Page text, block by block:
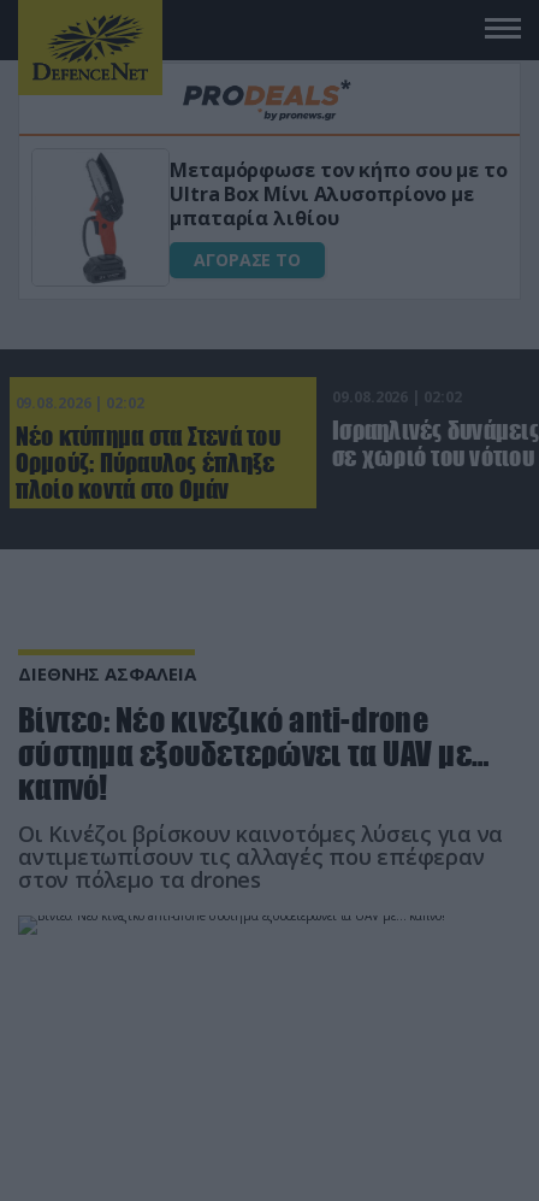
«Μαγική» φόρμουλα τριβόλι + VIP
για αύξηση της λίμπιντο
ΑΓΟΡΑΣΕ ΤΟ
09.08.2026 | 02:02
Νέο κτύπημα στα Στενά του
Ορμούζ: Πύραυλος έπληξε
πλοίο κοντά στο Ομάν
09.08.2026 | 02:02
Ισραηλινές
σε χωριό του
ΔΙΕΘΝΗΣ ΑΣΦΑΛΕΙΑ
Βίντεο: Νέο κινεζικό anti-drone
σύστημα εξουδετερώνει τα UAV με…
καπνό!
Οι Κινέζοι βρίσκουν καινοτόμες λύσεις για να
αντιμετωπίσουν τις αλλαγές που επέφεραν
στον πόλεμο τα drones